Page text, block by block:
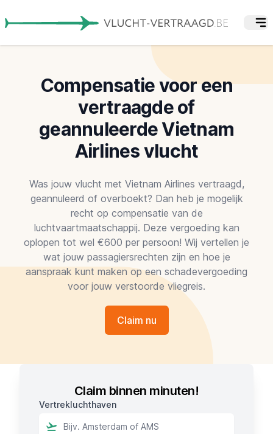
Compensatie voor een
vertraagde of
geannuleerde Vietnam
Airlines vlucht
Was jouw vlucht met Vietnam Airlines vertraagd,
geannuleerd of overboekt? Dan heb je mogelijk
recht op compensatie van de
luchtvaartmaatschappij. Deze vergoeding kan
oplopen tot wel €600 per persoon! Wij vertellen je
wat jouw passagiersrechten zijn en hoe je
aanspraak kunt maken op een schadevergoeding
voor jouw verstoorde vliegreis.
Claim nu
Claim binnen minuten!
Vertrekluchthaven